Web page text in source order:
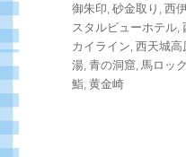
御朱印 ,砂金取り ,西
スタルビューホテル ,
カイライン ,西天城高
湯 ,青の洞窟 馬ロック
鮨 ,黄金崎